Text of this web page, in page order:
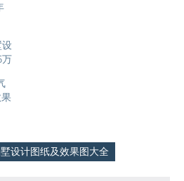
设
万
设计图纸及效果图大全